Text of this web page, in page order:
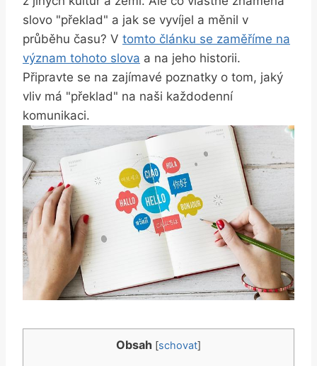
slovo "překlad" a jak se vyvíjel a měnil v
průběhu času? V tomto článku se zaměříme na
význam tohoto slova a na jeho historii.
Připravte se na zajímavé poznatky o tom, jaký
vliv má "překlad" na naši každodenní
komunikaci.
Obsah [schovat]